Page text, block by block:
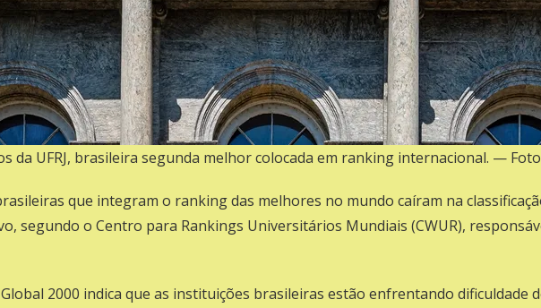
da UFRJ, brasileira segunda melhor colocada em ranking internacional. —
que integram o ranking das melhores no mundo caíram na
segundo o Centro para Rankings Universitários Mundiais (CWUR),
2000 indica que as instituições brasileiras estão enfrentando dificuldade